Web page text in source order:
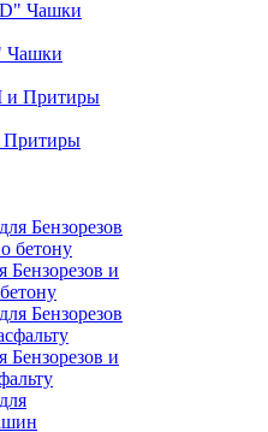
Чашки
Бензорезов и
Бензорезов и